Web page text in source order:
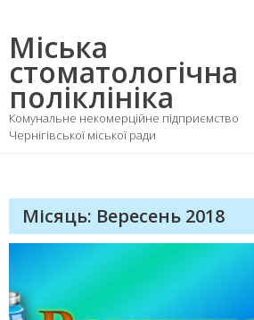
content
Міська
стоматологічна
поліклініка
Комунальне некомерційне підприємство
Чернігівської міської ради
Місяць: Вересень 2018